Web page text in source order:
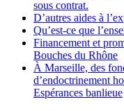
sous contrat.
D’autres aides à
Qu’est-ce que
Financement et
Bouches du Rhône
À Marseille, des
d’endoctrinement
Espérances banlieue